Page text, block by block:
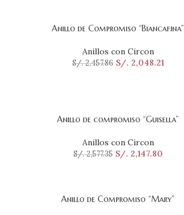
SELECCIONAR OPCIONES
Anillo de Compromiso “Biancafina”
Anillos con Circon
S/.2,457.86 S/. 2,048.21
SELECCIONAR OPCIONES
Anillo de compromiso “Guisella”
Anillos con Circon
S/.2,577.35 S/. 2,147.80
SELECCIONAR OPCIONES
Anillo de Compromiso “Mary”